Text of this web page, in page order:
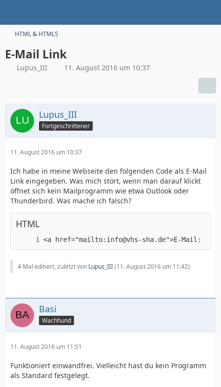
HTML & HTML5
E-Mail Link
Lupus_III 11. August 2016 um 10:37
Lupus_III
Fortgeschrittener
11. August 2016 um 10:37
Ich habe in meine Webseite den folgenden Code als E-Mail
Link eingegeben. Was mich stört, wenn man darauf klickt
öffnet sich kein Mailprogramm wie etwa Outlook oder
Thunderbird. Was mache ich falsch?
HTML
<a href="mailto:info@vhs-sha.de">E-Mail:
4 Mal editiert, zuletzt von Lupus_III(11. August 2016 um 11:42)
Basi
Wachhund
11. August 2016 um 11:51
Funktioniert einwandfrei. Vielleicht hast du kein Programm
als Standard festgelegt.